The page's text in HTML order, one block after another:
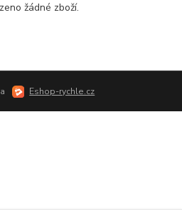
žádné zboží.
Eshop-rychle.cz